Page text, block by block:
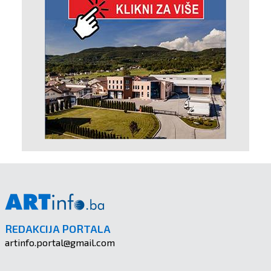
REDAKCIJA PORTALA
artinfo.portal@gmail.com